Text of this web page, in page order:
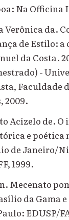
Na Officina
Verônica da.
de Estilo: a
da Costa.
-
Faculdade
2009.
Acízelo de.
e poética
de Janeiro/
1999.
Mecenato
da Gama
EDUSP/